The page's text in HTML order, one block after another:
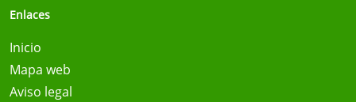
Enlaces
Inicio
Mapa web
Aviso legal